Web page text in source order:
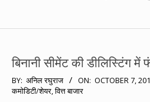
CLEVER!
बिनानी सीमेंट की डीलिस्टिंग
2010-
10-
BY: अनिल रघुराज ON: OCTOBER 7,
कमोडिटी/शेयर,वित्त बाजार